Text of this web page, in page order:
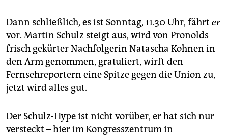
Dann schließlich, es ist Sonntag, 11.30 Uhr, fährt er
vor. Martin Schulz steigt aus, wird von Pronolds
frisch gekürter Nachfolgerin Natascha Kohnen in
den Arm genommen, gratuliert, wirft den
Fernsehreportern eine Spitze gegen die Union zu,
jetzt wird alles gut.
Der Schulz-Hype ist nicht vorüber, er hat sich nur
versteckt – hier im Kongresszentrum in